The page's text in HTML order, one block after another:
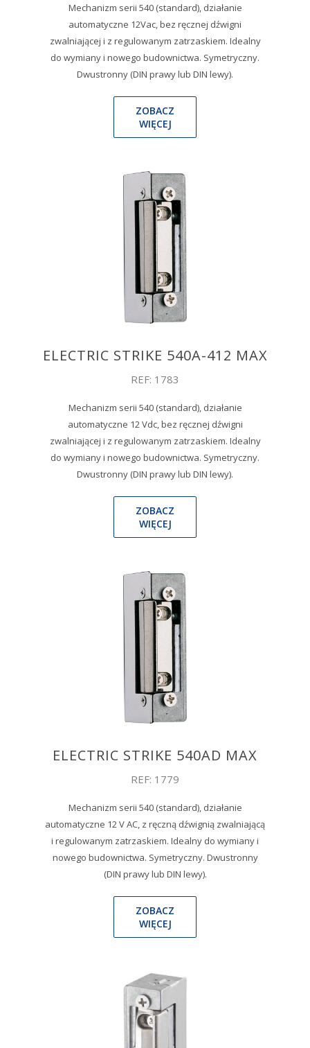
Mechanizm serii 540 (standard), działanie
automatyczne 12Vac, bez ręcznej dźwigni
zwalniającej i z regulowanym zatrzaskiem. Idealny
do wymiany i nowego budownictwa. Symetryczny.
Dwustronny (DIN prawy lub DIN lewy).
ZOBACZ
WIĘCEJ
ELECTRIC STRIKE 540A-412 MAX
REF: 1783
Mechanizm serii 540 (standard), działanie
automatyczne 12 Vdc, bez ręcznej dźwigni
zwalniającej i z regulowanym zatrzaskiem. Idealny
do wymiany i nowego budownictwa. Symetryczny.
Dwustronny (DIN prawy lub DIN lewy).
ZOBACZ
WIĘCEJ
ELECTRIC STRIKE 540AD MAX
REF: 1779
Mechanizm serii 540 (standard), działanie
automatyczne 12 V AC, z ręczną dźwignią zwalniającą
i regulowanym zatrzaskiem. Idealny do wymiany i
nowego budownictwa. Symetryczny. Dwustronny
(DIN prawy lub DIN lewy).
ZOBACZ
WIĘCEJ